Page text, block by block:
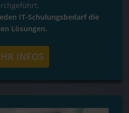
IT-Schulungsbedarf die
Lösungen.
INFOS